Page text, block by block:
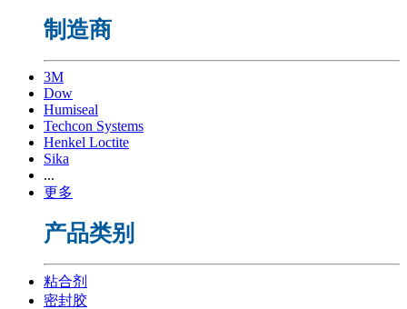
制造商
3M
Dow
Humiseal
Techcon Systems
Henkel Loctite
Sika
...
更多
产品类别
粘合剂
密封胶